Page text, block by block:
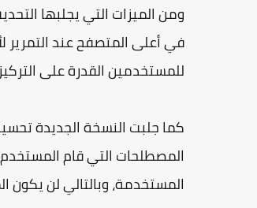
ومن الميزات التي يجلبها
في أعلى المتصفح عند
للمستخدمين القدرة على
كما جلبت النسخة الجديدة
المصطلحات التي قام
المستخدمة، وبالتالي لن